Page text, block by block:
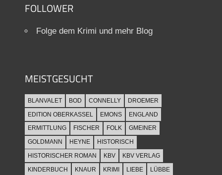
FOLLOWER
Folge dem Krimi und mehr Blog
MEISTGESUCHT
BLANVALET BOD CONNELLY
DROEMER
EDITION OBERKASSEL
EMONS
ENGLAND
ERMITTLUNG
FISCHER FOLK
GMEINER
GOLDMANN
HEYNE
HISTORISCH
HISTORISCHER ROMAN
KBV
KBV VERLAG
KINDERBUCH
KNAUR KRIMI LIEBE
LÜBBE